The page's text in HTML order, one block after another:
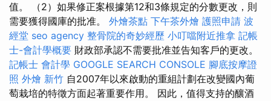
值。 （2）如果修正案根據第12和3條規定的分數更改，則
需要獲得國庫的批准。 外燴茶點 下午茶外燴 護照申請 波
經堂 seo agency 整骨院的奇妙經歷 小叮噹附近推拿 記帳
士-會計學概要 財政部承認不需要批准並告知客戶的更改。
記帳士 會計學 GOOGLE SEARCH CONSOLE 腳底按摩證
照 外燴 新竹 自2007年以來啟動的重組計劃在改變國內葡
萄栽培的特徵方面起著重要作用。 因此，值得支持的釀酒